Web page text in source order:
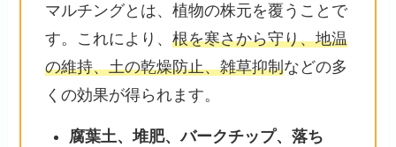
マルチングとは、植物の株元を覆うことで
す。これにより、根を寒さから守り、地温
の維持、土の乾燥防止、雑草抑制などの多
くの効果が得られます。
腐葉土、堆肥、バークチップ、落ち